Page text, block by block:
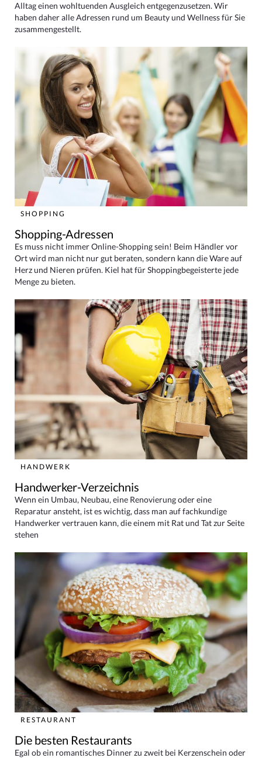
Alltag einen wohltuenden Ausgleich entgegenzusetzen. Wir
haben daher alle Adressen rund um Beauty und Wellness für Sie
zusammengestellt.
SHOPPING
Shopping-Adressen
Es muss nicht immer Online-Shopping sein! Beim Händler vor
Ort wird man nicht nur gut beraten, sondern kann die Ware auf
Herz und Nieren prüfen. Kiel hat für Shoppingbegeisterte jede
Menge zu bieten.
HANDWERK
Handwerker-Verzeichnis
Wenn ein Umbau, Neubau, eine Renovierung oder eine
Reparatur ansteht, ist es wichtig, dass man auf fachkundige
Handwerker vertrauen kann, die einem mit Rat und Tat zur Seite
stehen
RESTAURANT
Die besten Restaurants
Egal ob ein romantisches Dinner zu zweit bei Kerzenschein oder